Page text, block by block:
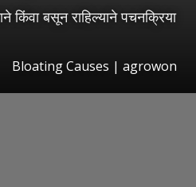
किंवा बसून राहिल्याने पचनक्रिया
Bloating Causes | agrowon